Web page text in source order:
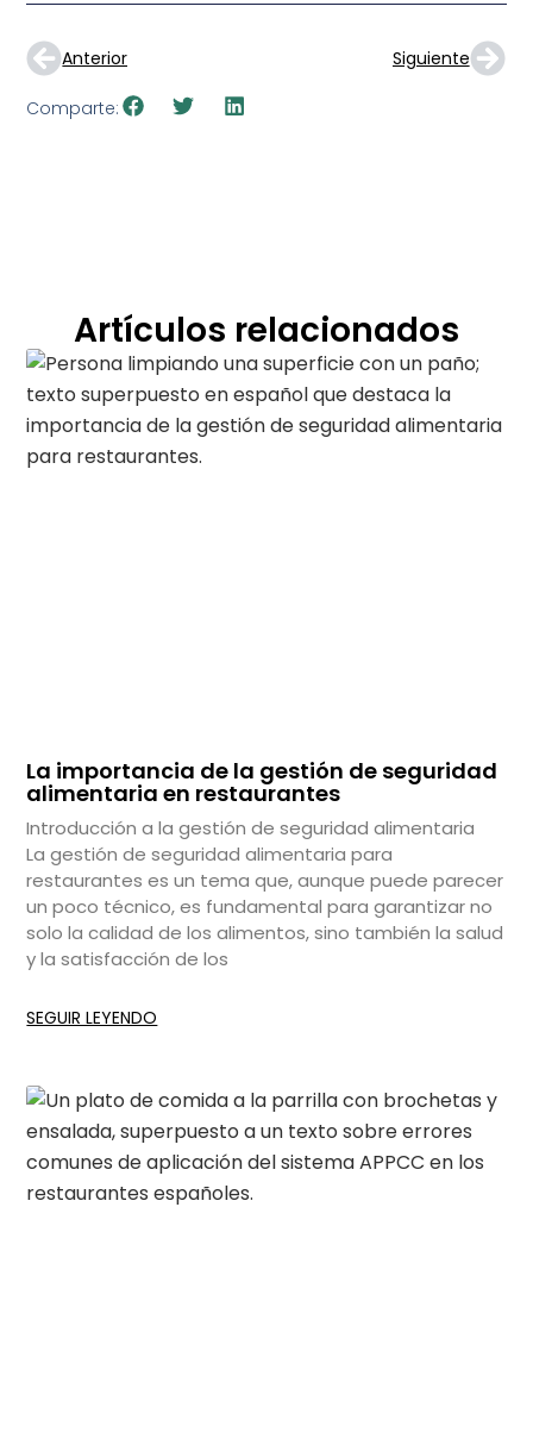
Anterior Siguiente
Comparte:
Artículos relacionados
La importancia de la gestión de seguridad
alimentaria en restaurantes
Introducción a la gestión de seguridad alimentaria
La gestión de seguridad alimentaria para
restaurantes es un tema que, aunque puede parecer
un poco técnico, es fundamental para garantizar no
solo la calidad de los alimentos, sino también la salud
y la satisfacción de los
SEGUIR LEYENDO